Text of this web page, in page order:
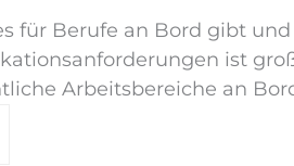
für Berufe an Bord gibt
ist
Arbeitsbereiche an